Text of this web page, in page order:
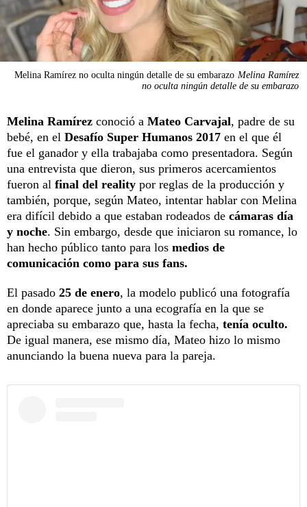
Melina Ramírez no oculta ningún detalle de su embarazo Melina Ramírez
no oculta ningún detalle de su embarazo
Melina Ramírez conoció a Mateo Carvajal, padre de su
bebé, en el Desafío Super Humanos 2017 en el que él
fue el ganador y ella trabajaba como presentadora. Según
una entrevista que dieron, sus primeros acercamientos
fueron al final del reality por reglas de la producción y
también, porque, según Mateo, intentar hablar con Melina
era difícil debido a que estaban rodeados de cámaras día
y noche. Sin embargo, desde que iniciaron su romance, lo
han hecho público tanto para los medios de
comunicación como para sus fans.
El pasado 25 de enero, la modelo publicó una fotografía
en donde aparece junto a una ecografía en la que se
apreciaba su embarazo que, hasta la fecha, tenía oculto.
De igual manera, ese mismo día, Mateo hizo lo mismo
anunciando la buena nueva para la pareja.